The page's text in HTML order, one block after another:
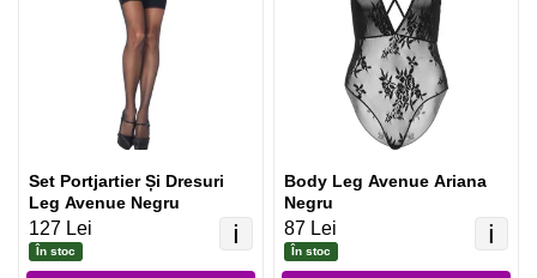
ℹ️
Set Portjartier Și Dresuri
Leg Avenue Negru
127 Lei
În stoc
ℹ️
Body Leg Avenue Ariana
Negru
87 Lei
În stoc